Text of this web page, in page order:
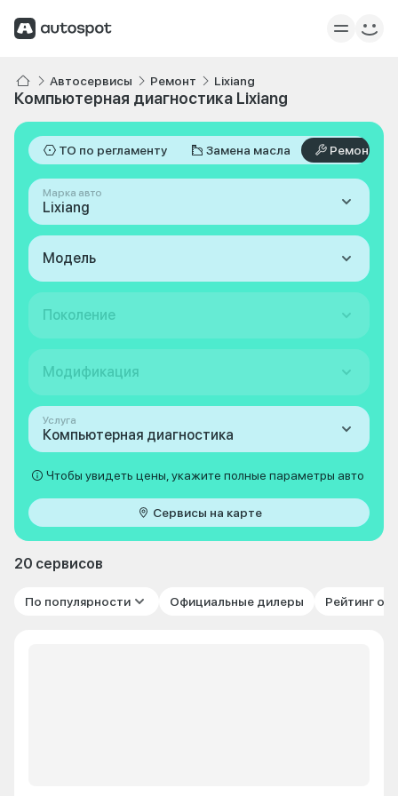
Автосервисы Ремонт Lixiang
Компьютерная диагностика Lixiang
ТО по регламенту Замена масла Ремонт
Марка авто
Lixiang
Модель
Поколение
Модификация
Услуга
Компьютерная диагностика
Чтобы увидеть цены, укажите полные параметры авто
Сервисы на карте
20 сервисов
По популярности Официальные дилеры Рейтинг